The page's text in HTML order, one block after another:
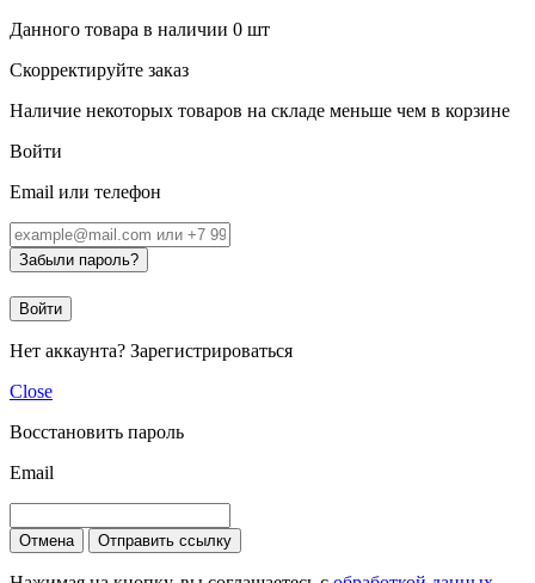
Данного товара в наличии 0 шт
Скорректируйте заказ
Наличие некоторых товаров на складе меньше чем в корзине
Войти
Email или телефон
Забыли пароль?
Войти
Нет аккаунта? Зарегистрироваться
Close
Восстановить пароль
Email
Отмена Отправить ссылку